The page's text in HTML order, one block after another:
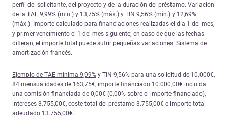
perfil del solicitante, del proyecto y de la duración del préstamo. Variación
de la TAE 9,99% (min.) y 13,75% (máx.) y TIN 9,56% (mín.) y 12,69%
(máx.). Importe calculado para financiaciones realizadas el día 1 del mes,
y primer vencimiento el 1 del mes siguiente; en caso de que las fechas
difieran, el importe total puede sufrir pequeñas variaciones. Sistema de
amortización francés.
Ejemplo de TAE mínima 9,99% y TIN 9,56% para una solicitud de 10.000€,
84 mensualidades de 163,75€, importe financiado 10.000,00€ incluida
una comisión financiada de 0,00€ (0,00% sobre el importe financiado),
intereses 3.755,00€, coste total del préstamo 3.755,00€ e importe total
adeudado 13.755,00€.